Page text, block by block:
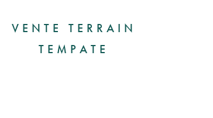
VENTE TERRAIN
TEMPATE